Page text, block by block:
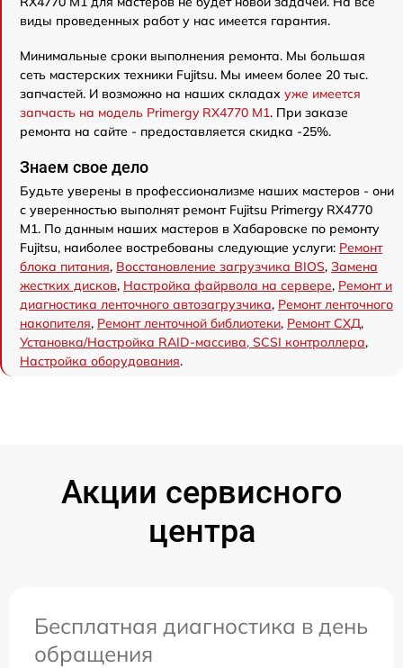
виды проведенных работ у нас имеется гарантия.
Минимальные сроки выполнения ремонта. Мы большая
сеть мастерских техники Fujitsu. Мы имеем более 20 тыс.
запчастей. И возможно на наших складах уже имеется
запчасть на модель Primergy RX4770 M1. При заказе
ремонта на сайте - предоставляется скидка -25%.
Знаем свое дело
Будьте уверены в профессионализме наших мастеров - они
с уверенностью выполнят ремонт Fujitsu Primergy RX4770
M1. По данным наших мастеров в Хабаровске по ремонту
Fujitsu, наиболее востребованы следующие услуги: Ремонт
блока питания, Восстановление загрузчика BIOS, Замена
жестких дисков, Настройка файрвола на сервере, Ремонт и
диагностика ленточного автозагрузчика, Ремонт ленточного
накопителя, Ремонт ленточной библиотеки, Ремонт СХД,
Установка/Настройка RAID-массива, SCSI контроллера,
Настройка оборудования.
Акции сервисного
центра
Бесплатная диагностика в день
обращения